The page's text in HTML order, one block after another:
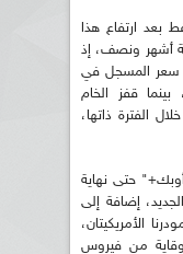
بعد ارتفاع هذا
أشهر ونصف، إذ
عن أدنى سعر المسجل في
عند نحو 16 دولارا، بينما قفز الخام
خلال الفترة ذاتها،
حتى نهاية
إضافة إلى
الأمريكيتان،
من فيروس